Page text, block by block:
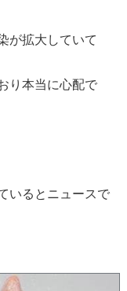
が拡大していて
り本当に心配で
いるとニュースで